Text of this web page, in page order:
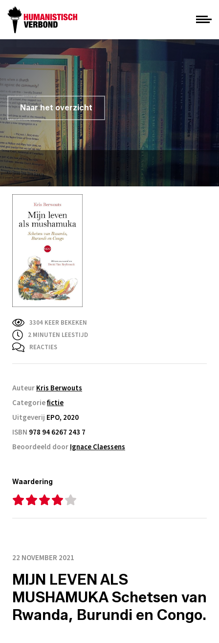
Naar het overzicht
3304 KEER BEKEKEN
2 MINUTEN LEESTIJD
REACTIES
AuteurKris Berwouts
Categoriefictie
Uitgeverij EPO, 2020
ISBN 978 94 6267 243 7
Beoordeeld doorIgnace Claessens
Waardering
22 NOVEMBER 2021
MIJN LEVEN ALS
MUSHAMUKA Schetsen van
Rwanda, Burundi en Congo.